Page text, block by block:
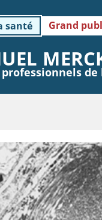
santé Grand
de